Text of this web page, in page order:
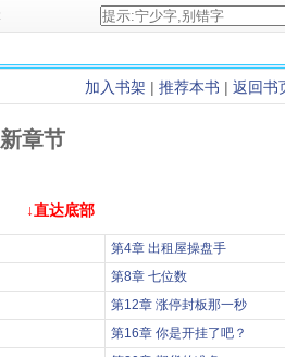
加入书架 | 推荐本书 | 返回书
章节
↓直达底部
第4章 出租屋操盘手
第8章 七位数
第12章 涨停封板那一秒
第16章 你是开挂了吧？